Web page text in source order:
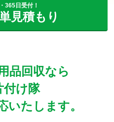
365日受付！
見積もり
品回収なら
付け隊
いたします。